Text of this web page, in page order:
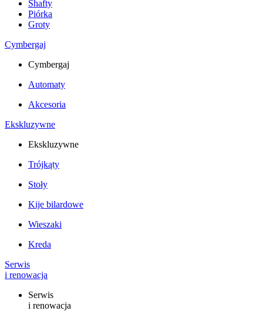
Shafty
Piórka
Groty
Cymbergaj
Cymbergaj
Automaty
Akcesoria
Ekskluzywne
Ekskluzywne
Trójkąty
Stoły
Kije bilardowe
Wieszaki
Kreda
Serwis
i renowacja
Serwis
i renowacja